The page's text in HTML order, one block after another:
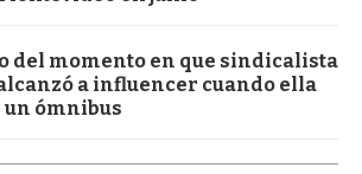
del momento en que sindicalista
a influencer cuando ella
un ómnibus